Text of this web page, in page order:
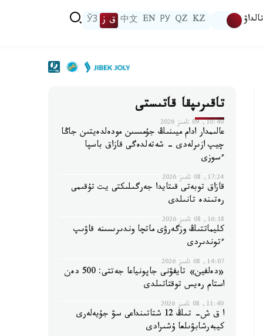
تالداۋ KZ
QZ
РУ
EN
中文 ق ز ЎЗ
تاقىرىپقا قاتىستى
10:40, 09 تامىز 2026
عالىمدار ادام ميىنىڭ جۇمىسىن مودەلدەيتىن جاڭا
چيپ ازىرلەدى - شەتەلدەگى قازاق باسپا
ءسوزى
17:24, 08 تامىز 2026
قازاق توبەتى قىتايدا جەرگىلىكتى يت تۇقىمى
رەتىندە تانىلدى
16:18, 08 تامىز 2026
كليماتتىڭ وزگەرۋى ماتچا وندىرىسىنە قاۋىپ
ءتوندىردى
14:07, 08 تامىز 2026
«دەلفين» تايفۋنى جاپونياعا جەتتى: 500 دەن
استام رەيس توقتاتىلدى
11:40, 08 تامىز 2026
ا ق ش- تىڭ 12 شتاتىنداعى سۋ جۇيەلەرى
كيبەرشابۋىلعا ۇشىرادى